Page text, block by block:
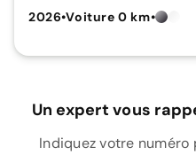
2026•Voiture 0 km•
Un expert vous
Indiquez votre